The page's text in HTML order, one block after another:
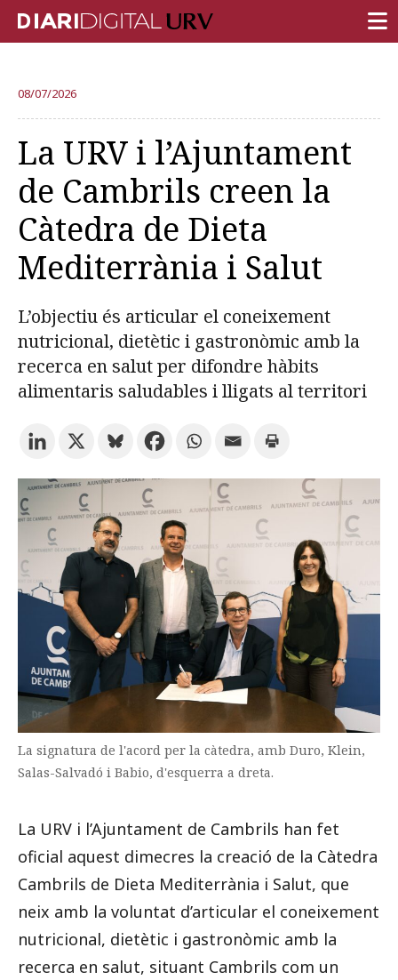
RECERCA
DOCÈNCIA
INSTITUCIÓ
VIDA AL CAMPUS
COMUNITAT URV
Més categories
Prova la cerca avançada
Subscriu-te als butlletins de la URV
CATALÀ ESPAÑOL ENGLISH
08/07/2026
La URV i l’Ajuntament
de Cambrils creen la
Càtedra de Dieta
Mediterrània i Salut
L’objectiu és articular el coneixement
nutricional, dietètic i gastronòmic amb la
recerca en salut per difondre hàbits
alimentaris saludables i lligats al territori
La signatura de l'acord per la càtedra, amb Duro, Klein,
Salas-Salvadó i Babio, d'esquerra a dreta.
La URV i l’Ajuntament de Cambrils han fet
oficial aquest dimecres la creació de la Càtedra
Cambrils de Dieta Mediterrània i Salut, que
neix amb la voluntat d’articular el coneixement
nutricional, dietètic i gastronòmic amb la
recerca en salut, situant Cambrils com un